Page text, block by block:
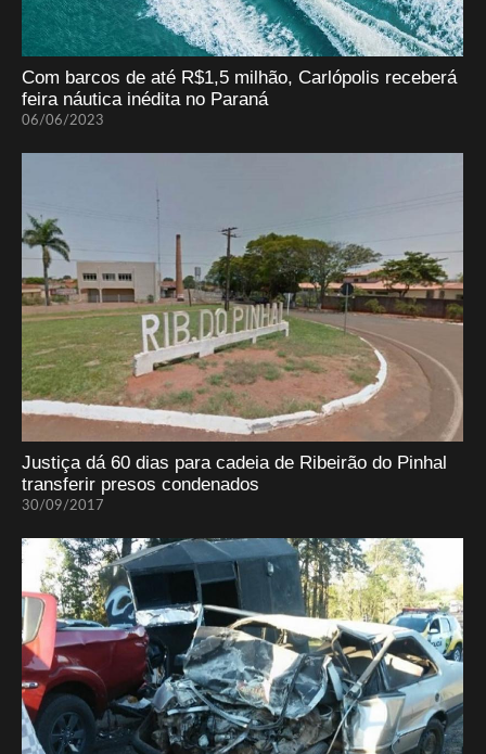
Com barcos de até R$1,5 milhão, Carlópolis receberá
feira náutica inédita no Paraná
06/06/2023
Justiça dá 60 dias para cadeia de Ribeirão do Pinhal
transferir presos condenados
30/09/2017